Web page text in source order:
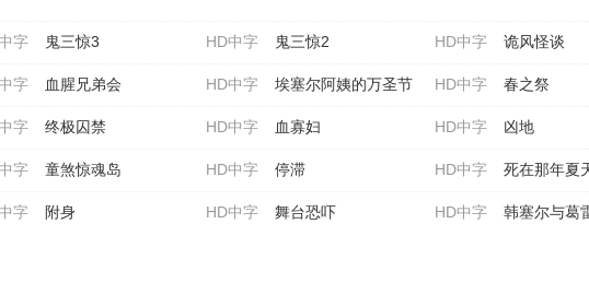
字 HD中字
鬼三惊3 HD中字
鬼三惊2 诡风怪谈
字 HD中字
血腥兄弟会 HD中字
埃塞尔阿姨的万圣节 春之祭
字 HD中字
终极囚禁 HD中字
血寡妇 凶地
字 HD中字
童煞惊魂岛 HD中字
停滞 死在那年夏
字 HD中字
附身 HD中字
舞台恐吓 韩塞尔与葛